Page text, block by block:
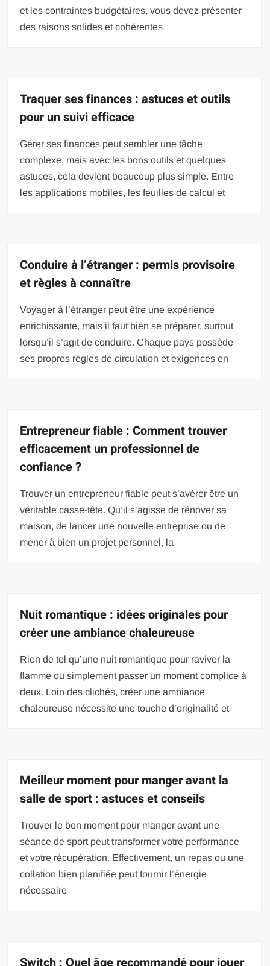
et les contraintes budgétaires, vous devez présenter
des raisons solides et cohérentes
Traquer ses finances : astuces et outils
pour un suivi efficace
Gérer ses finances peut sembler une tâche
complexe, mais avec les bons outils et quelques
astuces, cela devient beaucoup plus simple. Entre
les applications mobiles, les feuilles de calcul et
Conduire à l’étranger : permis provisoire
et règles à connaître
Voyager à l’étranger peut être une expérience
enrichissante, mais il faut bien se préparer, surtout
lorsqu’il s’agit de conduire. Chaque pays possède
ses propres règles de circulation et exigences en
Entrepreneur fiable : Comment trouver
efficacement un professionnel de
confiance ?
Trouver un entrepreneur fiable peut s’avérer être un
véritable casse-tête. Qu’il s’agisse de rénover sa
maison, de lancer une nouvelle entreprise ou de
mener à bien un projet personnel, la
Nuit romantique : idées originales pour
créer une ambiance chaleureuse
Rien de tel qu’une nuit romantique pour raviver la
flamme ou simplement passer un moment complice à
deux. Loin des clichés, créer une ambiance
chaleureuse nécessite une touche d’originalité et
Meilleur moment pour manger avant la
salle de sport : astuces et conseils
Trouver le bon moment pour manger avant une
séance de sport peut transformer votre performance
et votre récupération. Effectivement, un repas ou une
collation bien planifiée peut fournir l’énergie
nécessaire